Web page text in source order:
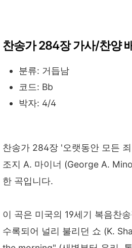
찬송가 284장 가사/찬양
분류: 거듭남
코드: Bb
박자: 4/4
찬송가 284장 '오랫동안 모든
조지 A. 마이너 (George A.
한 곡입니다.
이 곡은 미국의 19세기 복음찬
수록되어 널리 불리던 쇼 (K.